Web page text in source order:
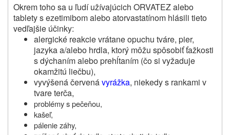
Okrem toho sa u ľudí užívajúcich ORVATEZ alebo
tablety s ezetimibom alebo atorvastatínom hlásili tieto
vedľajšie účinky:
alergické reakcie vrátane opuchu tváre, pier,
jazyka a/alebo hrdla, ktorý môžu spôsobiť ťažkosti
s dýchaním alebo prehĺtaním (čo si vyžaduje
okamžitú liečbu),
vyvýšená červenávyrážka, niekedy s rankami v
tvare terča,
problémy s pečeňou,
kašeľ,
pálenie záhy,